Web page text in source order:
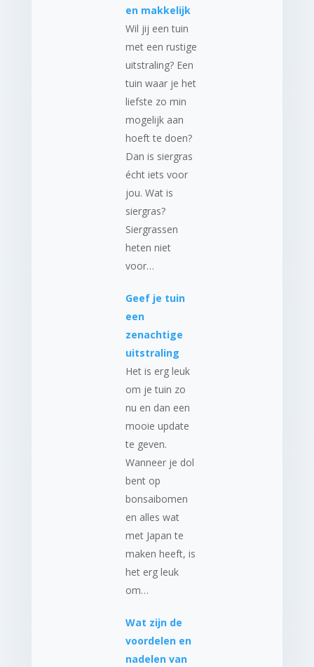
en makkelijk
Wil jij een tuin
met een rustige
uitstraling? Een
tuin waar je het
liefste zo min
mogelijk aan
hoeft te doen?
Dan is siergras
écht iets voor
jou. Wat is
siergras?
Siergrassen
heten niet
voor…
Geef je tuin
een
zenachtige
uitstraling
Het is erg leuk
om je tuin zo
nu en dan een
mooie update
te geven.
Wanneer je dol
bent op
bonsaibomen
en alles wat
met Japan te
maken heeft, is
het erg leuk
om…
Wat zijn de
voordelen en
nadelen van